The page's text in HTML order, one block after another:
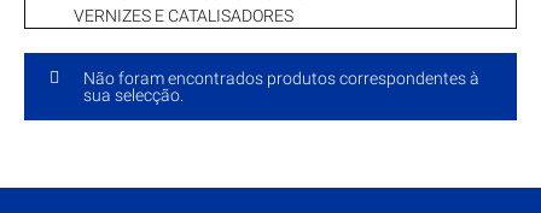
Não foram encontrados produtos correspondentes à
sua selecção.
VERNIZES E CATALISADORES